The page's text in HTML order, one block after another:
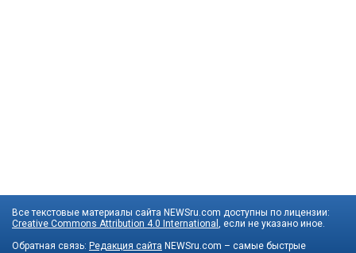
Все текстовые материалы сайта NEWSru.com доступны по лицензии:
Creative Commons Attribution 4.0 International , если не указано иное.
Обратная связь: Редакция сайта NEWSru.com – самые быстрые